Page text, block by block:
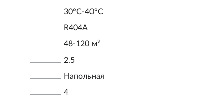
30°С-40°С
R404A
48-120 м³
2.5
Напольная
4